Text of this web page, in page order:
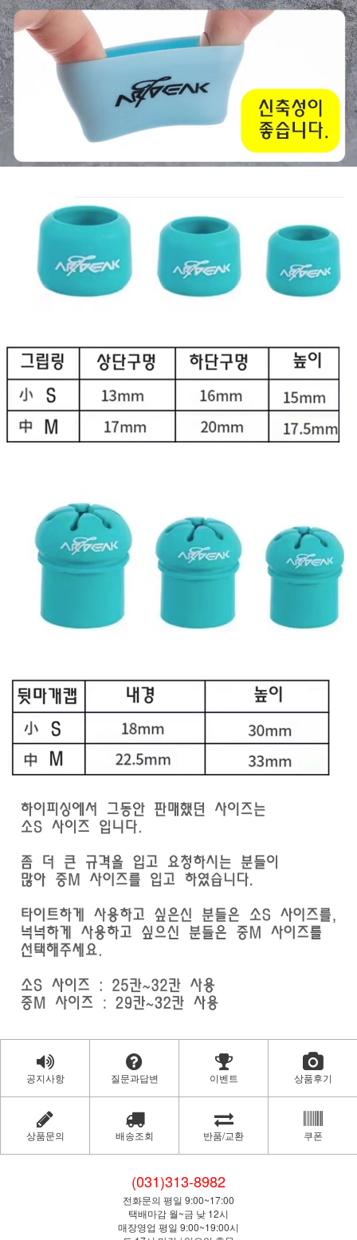
공지사항 질문과답변 이벤트 상품후기
상품문의 배송조회 반품/교환 쿠폰
(031)313-8982
전화문의 평일 9:00~17:00
택배마감 월~금 낮 12시
매장영업 평일 9:00~19:00시